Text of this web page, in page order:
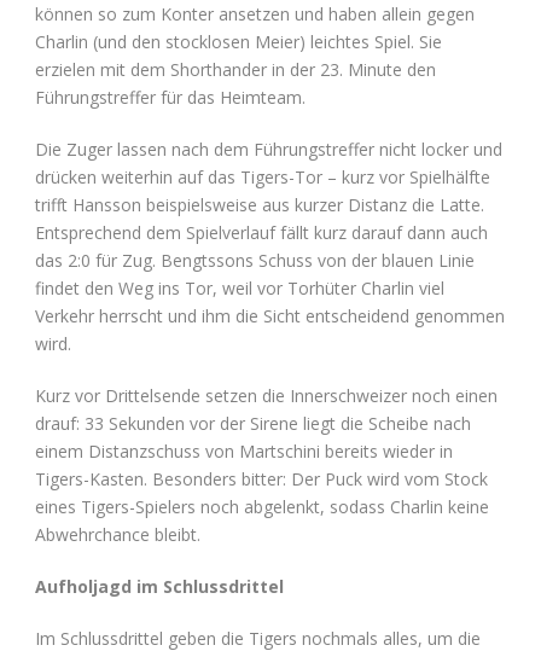
können so zum Konter ansetzen und haben allein gegen
Charlin (und den stocklosen Meier) leichtes Spiel. Sie
erzielen mit dem Shorthander in der 23. Minute den
Führungstreffer für das Heimteam.
Die Zuger lassen nach dem Führungstreffer nicht locker und
drücken weiterhin auf das Tigers-Tor – kurz vor Spielhälfte
trifft Hansson beispielsweise aus kurzer Distanz die Latte.
Entsprechend dem Spielverlauf fällt kurz darauf dann auch
das 2:0 für Zug. Bengtssons Schuss von der blauen Linie
findet den Weg ins Tor, weil vor Torhüter Charlin viel
Verkehr herrscht und ihm die Sicht entscheidend genommen
wird.
Kurz vor Drittelsende setzen die Innerschweizer noch einen
drauf: 33 Sekunden vor der Sirene liegt die Scheibe nach
einem Distanzschuss von Martschini bereits wieder in
Tigers-Kasten. Besonders bitter: Der Puck wird vom Stock
eines Tigers-Spielers noch abgelenkt, sodass Charlin keine
Abwehrchance bleibt.
Aufholjagd im Schlussdrittel
Im Schlussdrittel geben die Tigers nochmals alles, um die